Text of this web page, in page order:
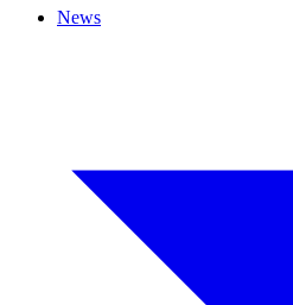
News